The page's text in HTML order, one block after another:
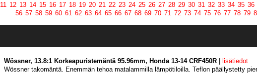
11 12 13 14 15 16 17 18 19 20 21 22 23 24 25 26 27 28 29 30 31 32 33 34 35 36
56 57 58 59 60 61 62 63 64 65 66 67 68 69 70 71 72 73 74 75 76 77 78 79
Wössner, 13.8:1 Korkeapuristemäntä 95.96mm, Honda 13-14 CRF450R
lisätiedot
Wössner takomäntä. Enemmän tehoa matalammilla lämpötiloilla. Teflon päällystetty